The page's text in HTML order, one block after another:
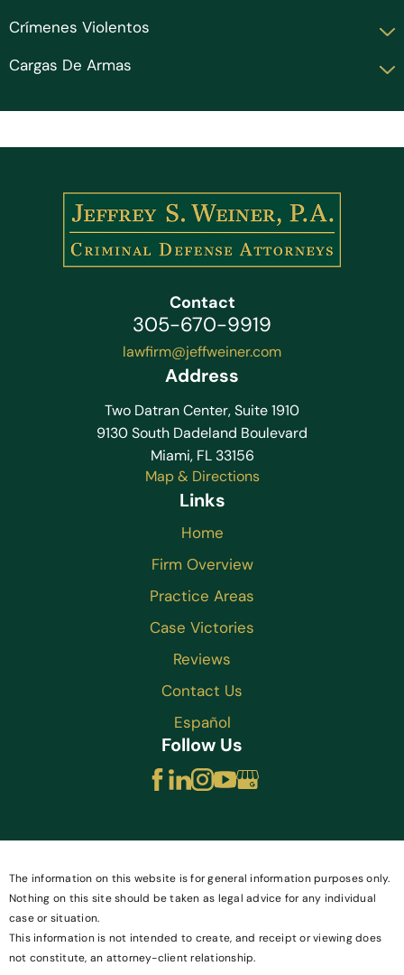
Crímenes Violentos
Cargas De Armas
Contact
305-670-9919
lawfirm@jeffweiner.com
Address
Two Datran Center, Suite 1910
9130 South Dadeland Boulevard
Miami, FL 33156
Map & Directions
Links
Home
Firm Overview
Practice Areas
Case Victories
Reviews
Contact Us
Español
Follow Us
The information on this website is for general information purposes only.
Nothing on this site should be taken as legal advice for any individual
case or situation.
This information is not intended to create, and receipt or viewing does
not constitute, an attorney-client relationship.